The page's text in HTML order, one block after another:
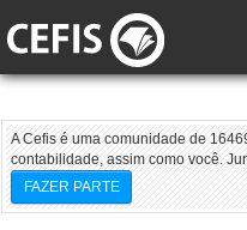
A Cefis é uma comunidade de
contabilidade, assim como você.
FAZER PARTE